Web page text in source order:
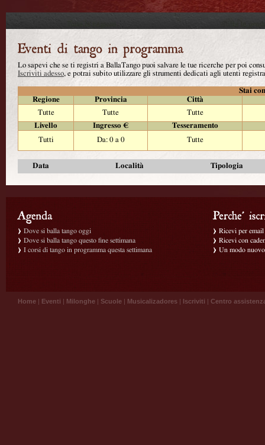
Lo sapevi che se ti registri a BallaTango puoi salvare le tue ricerche per poi
Iscriviti adesso, e potrai subito utilizzare gli strumenti dedicati agli utenti
Stai
Regione
Provincia
Città
Tutte
Tutte
Tutte
Livello
Ingresso €
Tesseramento
Tutti
Da: 0 a 0 Tutte
Data Località Tipologia
Dove si balla tango oggi
Dove si balla tango questo fine settimana
I corsi di tango in programma questa settimana
Ricevi per
Ricevi con
Un modo
Home | Eventi | Milonghe | Scuole | Musicalizadores | Iscriviti | Centro